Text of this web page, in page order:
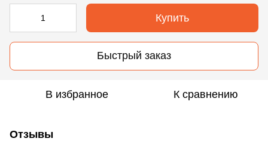
Купить
Быстрый заказ
В избранное К сравнению
Отзывы